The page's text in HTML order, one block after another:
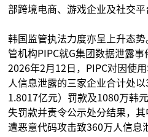
部跨境电商、游戏企业及社交平
韩国监管执法力度亦呈上升态
管机构PIPC就G集团数据泄露事
2026年2月12日，PIPC对因使
人信息泄露的三家企业合计处
1.8017亿元）罚款及1080万韩
失罚款并责令公示处分结果，
遭恶意代码攻击致360万人信息